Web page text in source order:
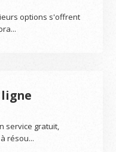
options s'offrent
service gratuit,
résou...